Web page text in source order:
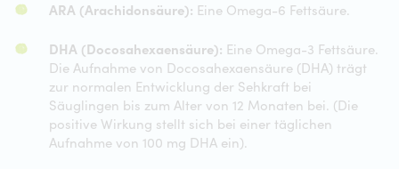
ARA (Arachidonsäure): Eine Omega-6 Fettsäure.
DHA (Docosahexaensäure): Eine Omega-3 Fettsäure.
Die Aufnahme von Docosahexaensäure (DHA) trägt
zur normalen Entwicklung der Sehkraft bei
Säuglingen bis zum Alter von 12 Monaten bei. (Die
positive Wirkung stellt sich bei einer täglichen
Aufnahme von 100 mg DHA ein).